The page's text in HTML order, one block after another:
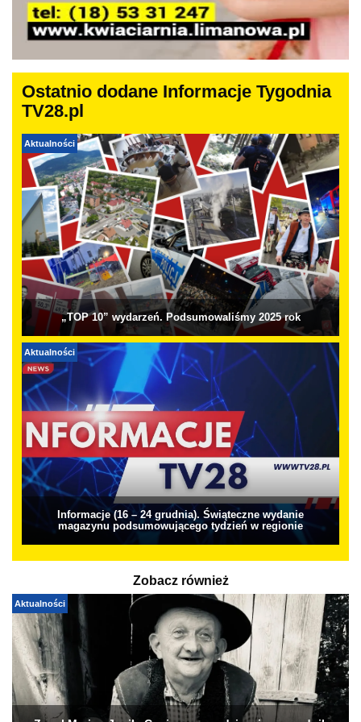
Ostatnio dodane Informacje Tygodnia
TV28.pl
Aktualności
„TOP 10” wydarzeń. Podsumowaliśmy 2025 rok
Aktualności
Informacje (16 – 24 grudnia). Świąteczne wydanie
magazynu podsumowującego tydzień w regionie
Zobacz również
Aktualności